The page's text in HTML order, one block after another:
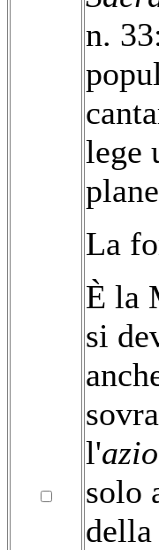
n.
lege
La
È la
si
l'
solo
della